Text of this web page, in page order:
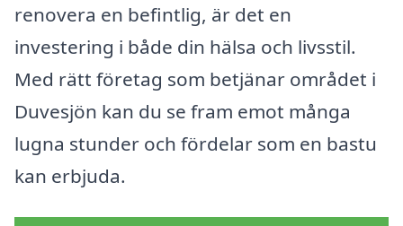
renovera en befintlig, är det en
investering i både din hälsa och livsstil.
Med rätt företag som betjänar området i
Duvesjön kan du se fram emot många
lugna stunder och fördelar som en bastu
kan erbjuda.